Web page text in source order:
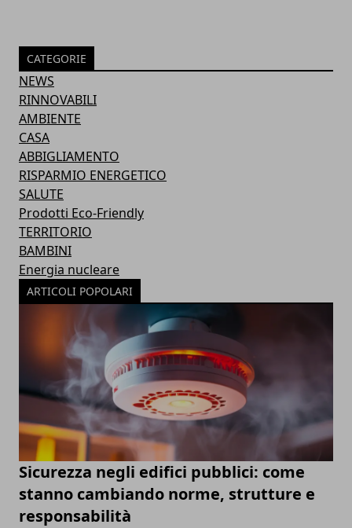
CATEGORIE
NEWS
RINNOVABILI
AMBIENTE
CASA
ABBIGLIAMENTO
RISPARMIO ENERGETICO
SALUTE
Prodotti Eco-Friendly
TERRITORIO
BAMBINI
Energia nucleare
ARTICOLI POPOLARI
Sicurezza negli edifici pubblici: come
stanno cambiando norme, strutture e
responsabilità